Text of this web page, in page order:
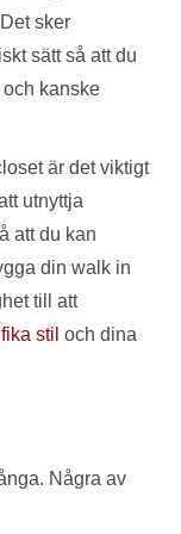
sker
sätt så att du
kanske
är det viktigt
utnyttja
att du kan
din walk in
till att
stil och dina
Några av